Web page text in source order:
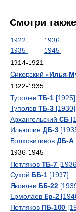
Смотри
1922-
1935
1936-
1945
1914-1921
Сикорский «Илья
1922-1935
Туполев ТБ-1 [1925]
Туполев ТБ-3 [1930]
Архангельский СБ
Ильюшин ДБ-3
Болховитинов ДБ-А
1936-1945
Петляков ТБ-7
Сухой ББ-1 [1937]
Яковлев ББ-22
Ермолаев Ер-2
Петляков ПБ-100